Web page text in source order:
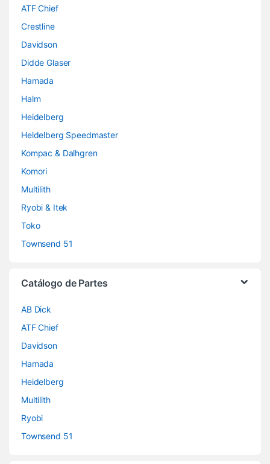
ATF Chief
Crestline
Davidson
Didde Glaser
Hamada
Halm
Heidelberg
Heldelberg Speedmaster
Kompac & Dalhgren
Komori
Multilith
Ryobi & Itek
Toko
Townsend 51
Catálogo de Partes
AB Dick
ATF Chief
Davidson
Hamada
Heidelberg
Multilith
Ryobi
Townsend 51